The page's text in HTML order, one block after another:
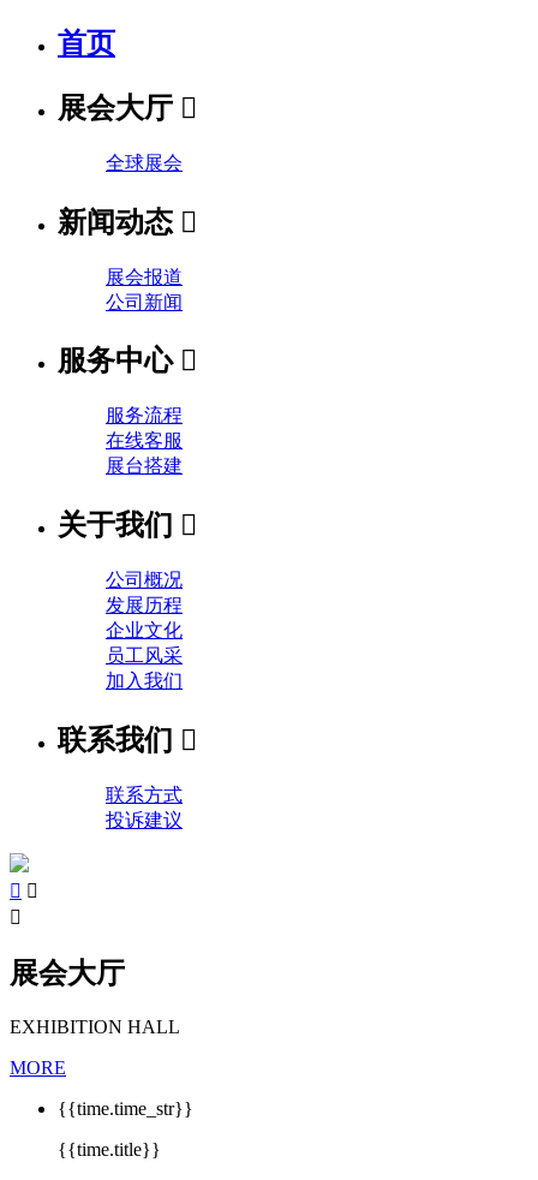
首页
展会大厅 
全球展会
新闻动态 
展会报道
公司新闻
服务中心 
服务流程
在线客服
展台搭建
关于我们 
公司概况
发展历程
企业文化
员工风采
加入我们
联系我们 
联系方式
投诉建议
 

展会大厅
EXHIBITION HALL
MORE
{{time.time_str}}
{{time.title}}